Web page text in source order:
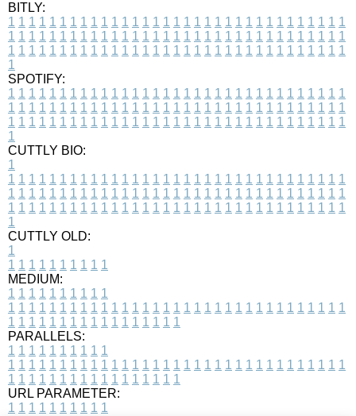
BITLY:
1 1 1 1 1 1 1 1 1 1 1 1 1 1 1 1 1 1 1 1 1 1 1 1 1 1 1 1 1 1 1 1 1
1 1 1 1 1 1 1 1 1 1 1 1 1 1 1 1 1 1 1 1 1 1 1 1 1 1 1 1 1 1 1 1 1
1 1 1 1 1 1 1 1 1 1 1 1 1 1 1 1 1 1 1 1 1 1 1 1 1 1 1 1 1 1 1 1 1
1
SPOTIFY:
1 1 1 1 1 1 1 1 1 1 1 1 1 1 1 1 1 1 1 1 1 1 1 1 1 1 1 1 1 1 1 1 1
1 1 1 1 1 1 1 1 1 1 1 1 1 1 1 1 1 1 1 1 1 1 1 1 1 1 1 1 1 1 1 1 1
1 1 1 1 1 1 1 1 1 1 1 1 1 1 1 1 1 1 1 1 1 1 1 1 1 1 1 1 1 1 1 1 1
1
CUTTLY BIO:
1
1 1 1 1 1 1 1 1 1 1 1 1 1 1 1 1 1 1 1 1 1 1 1 1 1 1 1 1 1 1 1 1 1
1 1 1 1 1 1 1 1 1 1 1 1 1 1 1 1 1 1 1 1 1 1 1 1 1 1 1 1 1 1 1 1 1
1 1 1 1 1 1 1 1 1 1 1 1 1 1 1 1 1 1 1 1 1 1 1 1 1 1 1 1 1 1 1 1 1
1
CUTTLY OLD:
1
1 1 1 1 1 1 1 1 1 1
MEDIUM:
1 1 1 1 1 1 1 1 1 1
1 1 1 1 1 1 1 1 1 1 1 1 1 1 1 1 1 1 1 1 1 1 1 1 1 1 1 1 1 1 1 1 1
1 1 1 1 1 1 1 1 1 1 1 1 1 1 1 1 1
PARALLELS:
1 1 1 1 1 1 1 1 1 1
1 1 1 1 1 1 1 1 1 1 1 1 1 1 1 1 1 1 1 1 1 1 1 1 1 1 1 1 1 1 1 1 1
1 1 1 1 1 1 1 1 1 1 1 1 1 1 1 1 1
URL PARAMETER:
1 1 1 1 1 1 1 1 1 1